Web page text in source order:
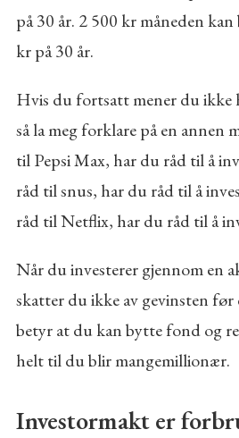
på 30 år. 2 500 kr måneden
kr på 30 år.
Hvis du fortsatt mener du ikke
så la meg forklare på en annen
til Pepsi Max, har du råd til å
råd til snus, har du råd til å
råd til Netflix, har du råd til å
Når du investerer gjennom en
skatter du ikke av gevinsten
betyr at du kan bytte fond og
helt til du blir mangemillionær.
Investormakt er